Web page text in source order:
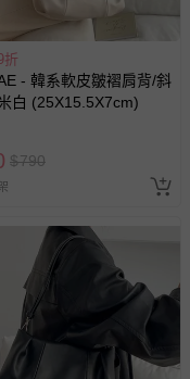
導致無法安排出貨，
，並將提供適當補
折
- 韓系軟皮皺褶肩背/斜
白 (25X15.5X7cm)
$790